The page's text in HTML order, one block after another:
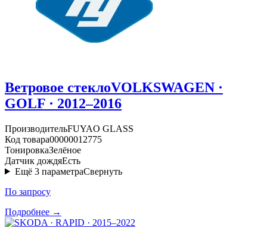
Ветровое стеклоVOLKSWAGEN ·
GOLF · 2012–2016
ПроизводительFUYAO GLASS
Код товара00000012775
ТонировкаЗелёное
Датчик дождяЕсть
Ещё 3 параметраСвернуть
По запросу
Подробнее →